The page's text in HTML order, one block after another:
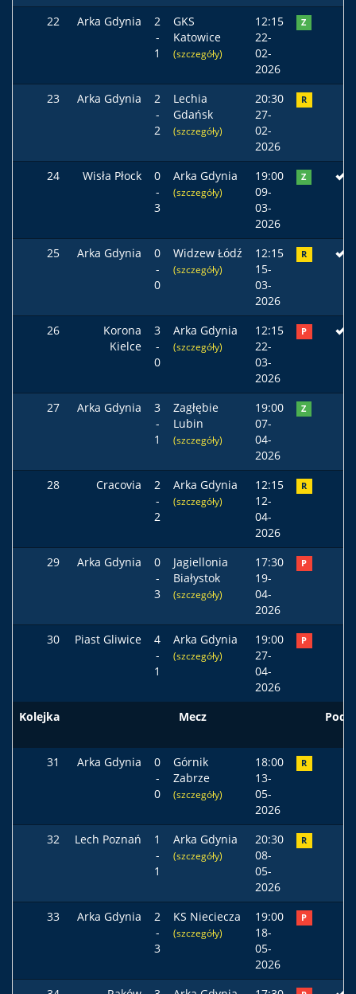
22 Arka Gdynia
2
-
1
GKS
Katowice
(szczegóły)
12:15
22-
02-
2026
Z
23 Arka Gdynia
2
-
2
Lechia
Gdańsk
(szczegóły)
20:30
27-
02-
2026
R
24 Wisła Płock
0
-
3
Arka Gdynia
(szczegóły)
19:00
09-
03-
2026
Z
25 Arka Gdynia
0
-
0
Widzew Łódź
(szczegóły)
12:15
15-
03-
2026
R
26
Korona
Kielce
3
-
0
Arka Gdynia
(szczegóły)
12:15
22-
03-
2026
P
27 Arka Gdynia
3
-
1
Zagłębie
Lubin
(szczegóły)
19:00
07-
04-
2026
Z
28 Cracovia
2
-
2
Arka Gdynia
(szczegóły)
12:15
12-
04-
2026
R
29 Arka Gdynia
0
-
3
Jagiellonia
Białystok
(szczegóły)
17:30
19-
04-
2026
P
30 Piast Gliwice
4
-
1
Arka Gdynia
(szczegóły)
19:00
27-
04-
2026
P
Kolejka Mecz Podst
31 Arka Gdynia
0
-
0
Górnik
Zabrze
(szczegóły)
18:00
13-
05-
2026
R
32 Lech Poznań
1
-
1
Arka Gdynia
(szczegóły)
20:30
08-
05-
2026
R
33 Arka Gdynia
2
-
3
KS Nieciecza
(szczegóły)
19:00
18-
05-
2026
P